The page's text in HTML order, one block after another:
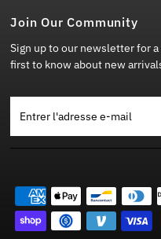
Join Our Community
Sign up to our newsletter for
first to know about new